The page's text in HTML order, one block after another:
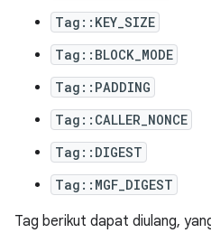
Tag::KEY_SIZE
Tag::BLOCK_MODE
Tag::PADDING
Tag::CALLER_NONCE
Tag::DIGEST
Tag::MGF_DIGEST
Tag berikut dapat diulang,